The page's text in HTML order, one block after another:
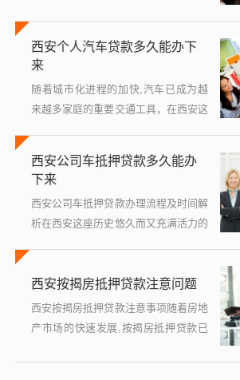
房的主要融资方式之一，也受到了广泛
关...
西安个人汽车贷款多久能办下
来
随着城市化进程的加快,汽车已成为越
来越多家庭的重要交通工具，在西安这
车，购车往往需要一笔不小的资金投
入，对于部...
西安公司车抵押贷款多久能办
下来
西安公司车抵押贷款办理流程及时间解
析在西安这座历史悠久而又充满活力的
时，车辆抵押贷款成为了一种快速获取
现...
西安按揭房抵押贷款注意问题
西安按揭房抵押贷款注意事项随着房地
产市场的快速发展,按揭房抵押贷款已